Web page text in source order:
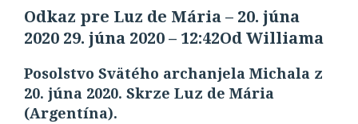
Odkaz pre Luz de Mária – 20. júna
2020 29. júna 2020 – 12:42Od Williama
Posolstvo Svätého archanjela Michala z
20. júna 2020. Skrze Luz de Mária
(Argentína).